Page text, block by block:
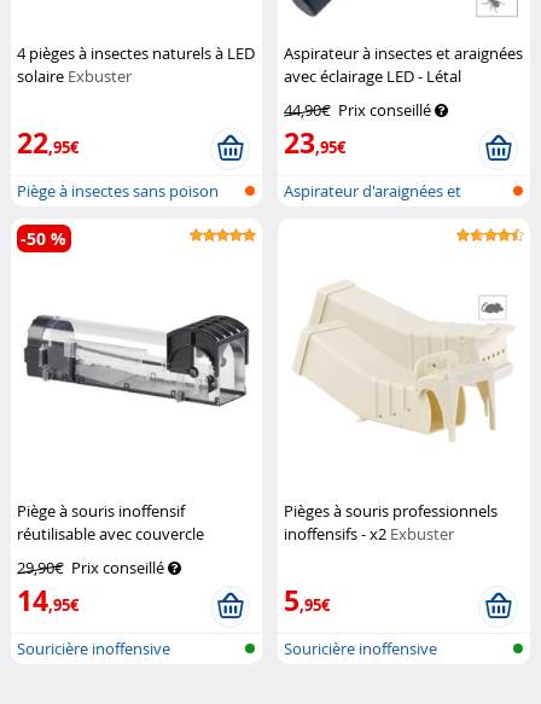
4 pièges à insectes naturels à LED
solaire Exbuster
22,95€
Piège à insectes sans poison
avec l...
Aspirateur à insectes et araignées
avec éclairage LED - Létal
44,90€ Prix conseillé
23,95€
Aspirateur d'araignées et
Piège à souris inoffensif
réutilisable avec couvercle
Exbuster
29,90€ Prix conseillé
14,95€
-50 %
Souricière inoffensive
Pièges à souris professionnels
inoffensifs - x2 Exbuster
5,95€
Souricière inoffensive